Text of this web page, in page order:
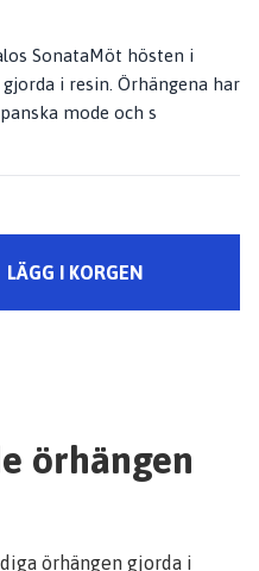
SonataMöt hösten i
i resin. Örhängena har
mode och s
LÄGG I KORGEN
örhängen
örhängen gjorda i